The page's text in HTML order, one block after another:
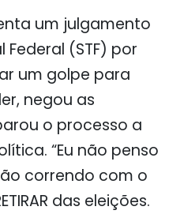
um julgamento
Federal (STF) por
um golpe para
negou as
o processo a
“Eu não penso
correndo com o
das eleições.